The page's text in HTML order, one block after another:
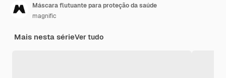
Máscara flutuante para proteção da saúde
magnific
Mais nesta sérieVer tudo